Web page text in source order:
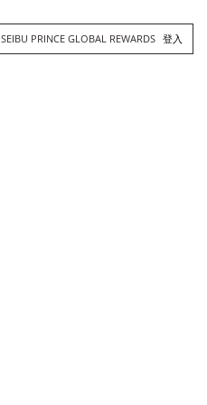
SEIBU PRINCE GLOBAL REWARDS 登入